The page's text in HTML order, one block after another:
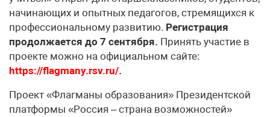
начинающих и опытных педагогов, стремящихся к
профессиональному развитию. Регистрация
продолжается до 7 сентября. Принять участие в
проекте можно на официальном сайте:
https://flagmany.rsv.ru/.
Проект «Флагманы образования» Президентской
платформы «Россия – страна возможностей»